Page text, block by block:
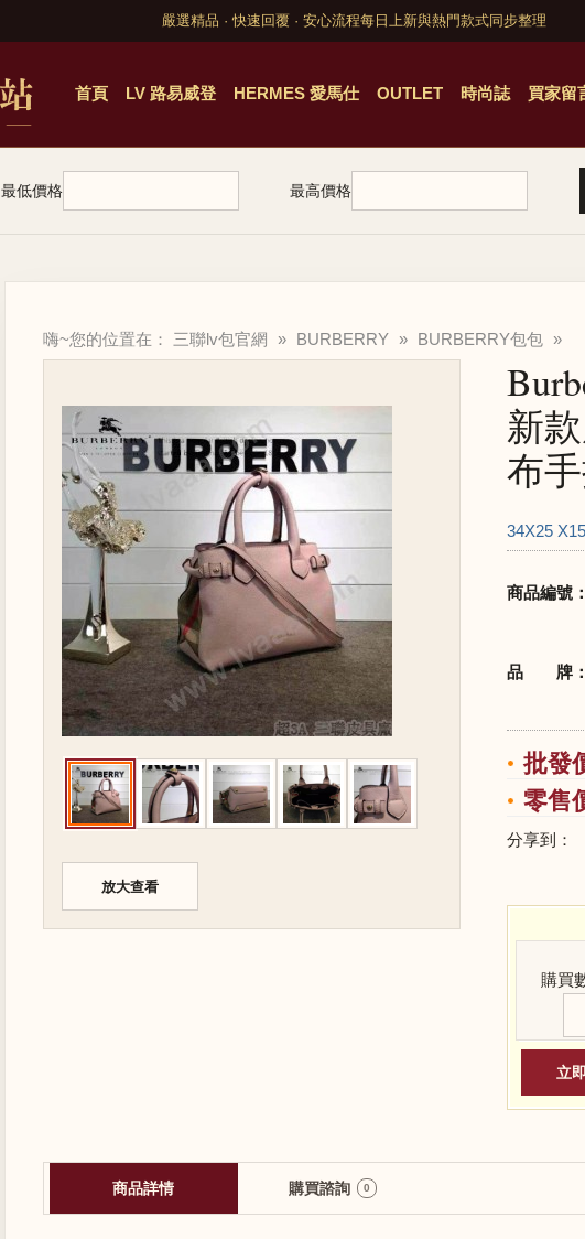
嚴選精品 · 快速回覆 · 安心流程每日上新與熱門款式同步整理
首頁 LV 路易威登 HERMES 愛馬仕 OUTLET 時尚誌 買家留
最低價格 最高價格
嗨~您的位置在： 三聯lv包官網 » BURBERRY » BURBERRY包包 »
放大查看
新
布
34X25 X15
商品編號：
品 牌：
批發
零售
分享到：
購買
商品詳情 購買諮詢 0